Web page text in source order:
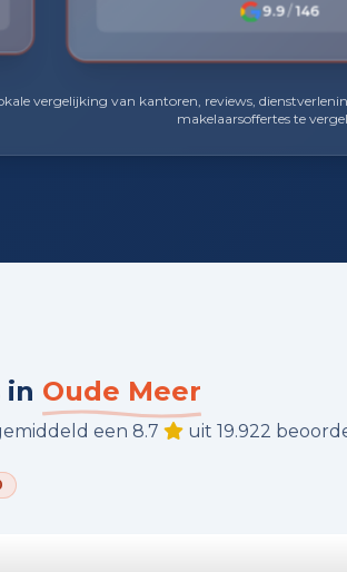
9.9 / 146
vergelijking van kantoren, reviews,
makelaarsoffertes te
in Oude Meer
een 8.7 uit 19.922